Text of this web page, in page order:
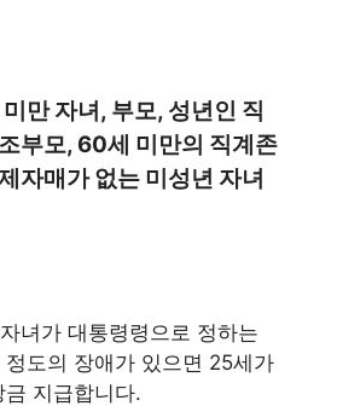
만 자녀, 부모, 성년인 직
부모, 60세 미만의 직계존
자매가 없는 미성년 자녀
녀가 대통령령으로 정하는
도의 장애가 있으면 25세가
지급합니다.